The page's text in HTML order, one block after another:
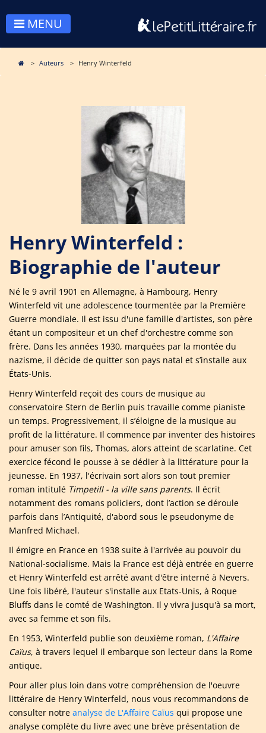
MENU
Auteurs Henry Winterfeld
Henry Winterfeld :
Biographie de l'auteur
Né le 9 avril 1901 en Allemagne, à Hambourg, Henry
Winterfeld vit une adolescence tourmentée par la Première
Guerre mondiale. Il est issu d'une famille d'artistes, son père
étant un compositeur et un chef d'orchestre comme son
frère. Dans les années 1930, marquées par la montée du
nazisme, il décide de quitter son pays natal et s’installe aux
États-Unis.
Henry Winterfeld reçoit des cours de musique au
conservatoire Stern de Berlin puis travaille comme pianiste
un temps. Progressivement, il s’éloigne de la musique au
profit de la littérature. Il commence par inventer des histoires
pour amuser son fils, Thomas, alors atteint de scarlatine. Cet
exercice fécond le pousse à se dédier à la littérature pour la
jeunesse. En 1937, l'écrivain sort alors son tout premier
roman intitulé Timpetill - la ville sans parents. Il écrit
notamment des romans policiers, dont l’action se déroule
parfois dans l’Antiquité, d'abord sous le pseudonyme de
Manfred Michael.
Il émigre en France en 1938 suite à l'arrivée au pouvoir du
National-socialisme. Mais la France est déjà entrée en guerre
et Henry Winterfeld est arrêté avant d'être interné à Nevers.
Une fois libéré, l'auteur s'installe aux Etats-Unis, à Roque
Bluffs dans le comté de Washington. Il y vivra jusqu'à sa mort,
avec sa femme et son fils.
En 1953, Winterfeld publie son deuxième roman, L'Affaire
Caïus, à travers lequel il embarque son lecteur dans la Rome
antique.
Pour aller plus loin dans votre compréhension de l'oeuvre
littéraire de Henry Winterfeld, nous vous recommandons de
consulter notre analyse de L'Affaire Caïus qui propose une
analyse complète du livre avec une brève présentation de